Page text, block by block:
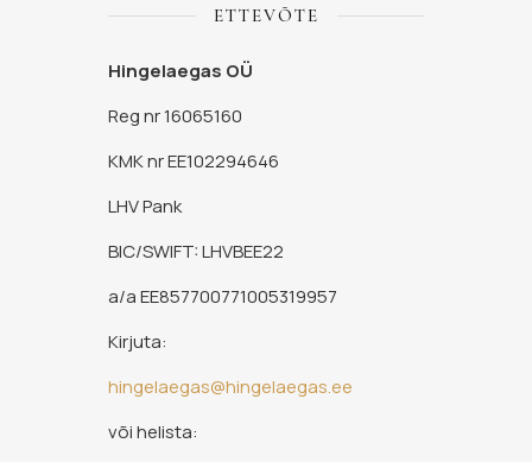
ETTEVÕTE
Hingelaegas OÜ
Reg nr 16065160
KMK nr EE102294646
LHV Pank
BIC/SWIFT: LHVBEE22
a/a EE857700771005319957
Kirjuta:
hingelaegas@hingelaegas.ee
või helista: